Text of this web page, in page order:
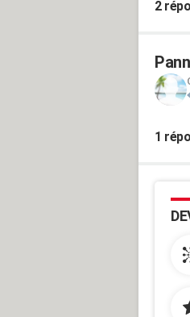
2
1